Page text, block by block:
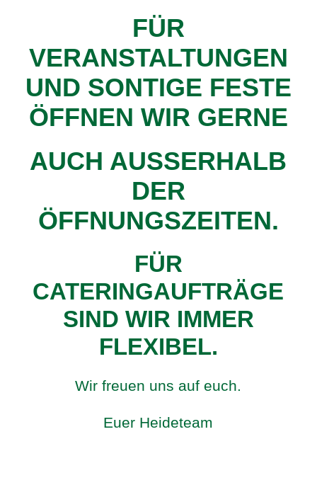
FÜR
VERANSTALTUNGEN
UND SONTIGE FESTE
ÖFFNEN WIR GERNE
AUCH AUSSERHALB
DER
ÖFFNUNGSZEITEN.
FÜR
CATERINGAUFTRÄGE
SIND WIR IMMER
FLEXIBEL.
Wir freuen uns auf euch.
Euer Heideteam